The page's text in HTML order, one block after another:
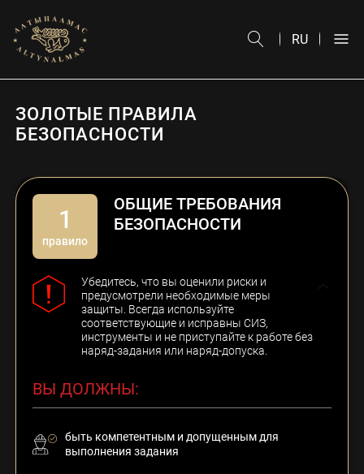
RU
УСТОЙЧИВОЕ РАЗВИТИЕ
ОТЧЕТЫ
ЗАКУПКИ
МЕДИАЦЕНТР
КОНТАКТЫ
ЗОЛОТЫЕ ПРАВИЛА
БЕЗОПАСНОСТИ
1
правило
ОБЩИЕ ТРЕБОВАНИЯ
БЕЗОПАСНОСТИ
Убедитесь, что вы оценили риски и
предусмотрели необходимые меры
защиты. Всегда используйте
соответствующие и исправны СИЗ,
инструменты и не приступайте к работе без
наряд-задания или наряд-допуска.
ВЫ ДОЛЖНЫ:
быть компетентным и допущенным для
выполнения задания